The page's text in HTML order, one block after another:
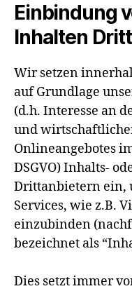
Einbindung
Inhalten
Wir setzen
auf Grundlage
(d.h. Interesse an
und
Onlineangebotes
DSGVO) Inhalts-
Drittanbietern ein,
Services, wie z.B.
einzubinden
bezeichnet als
Dies setzt immer